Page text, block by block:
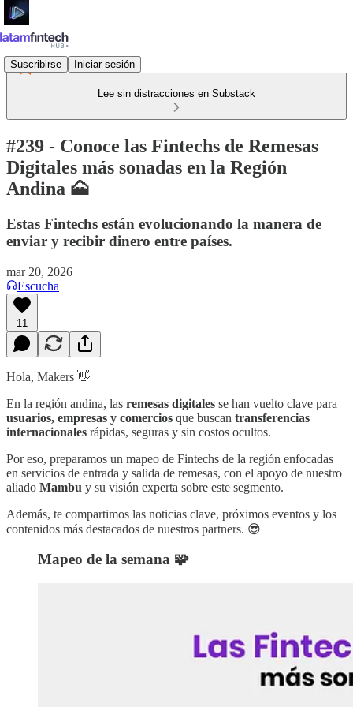
Suscribirse Iniciar sesión
Lee sin distracciones en Substack
#239 - Conoce las Fintechs de Remesas
Digitales más sonadas en la Región
Andina 🗻
Estas Fintechs están evolucionando la manera de
enviar y recibir dinero entre países.
mar 20, 2026
Escucha
11
Hola, Makers 👋
En la región andina, las remesas digitales se han vuelto clave para
usuarios, empresas y comercios que buscan transferencias
internacionales rápidas, seguras y sin costos ocultos.
Por eso, preparamos un mapeo de Fintechs de la región enfocadas
en servicios de entrada y salida de remesas, con el apoyo de nuestro
aliado Mambu y su visión experta sobre este segmento.
Además, te compartimos las noticias clave, próximos eventos y los
contenidos más destacados de nuestros partners. 😎
Mapeo de la semana 🧩